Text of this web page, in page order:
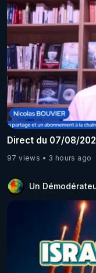
Direct du 07/08/
97 views 3 hours ago
Un